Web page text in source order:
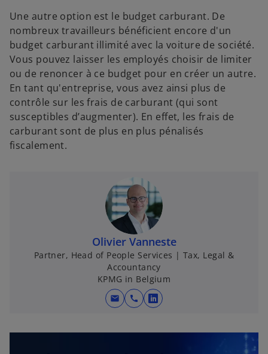
Une autre option est le budget carburant. De
nombreux travailleurs bénéficient encore d'un
budget carburant illimité avec la voiture de société.
Vous pouvez laisser les employés choisir de limiter
ou de renoncer à ce budget pour en créer un autre.
En tant qu'entreprise, vous avez ainsi plus de
contrôle sur les frais de carburant (qui sont
susceptibles d’augmenter). En effet, les frais de
carburant sont de plus en plus pénalisés
fiscalement.
Olivier Vanneste
Partner, Head of People Services | Tax, Legal &
Accountancy
KPMG in Belgium
mail call
s
o